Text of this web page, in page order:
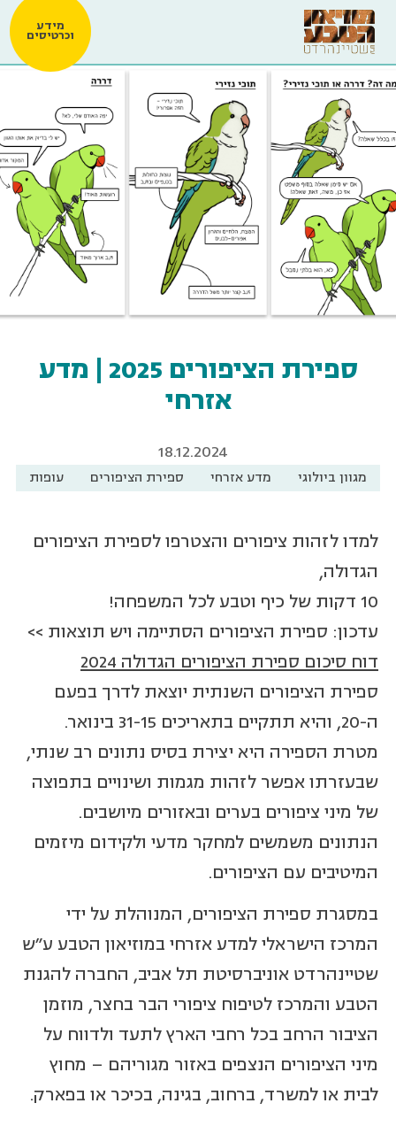
מידע
וכרטיסים
ספירת הציפורים 2025 | מדע
אזרחי
18.12.2024
מגוון ביולוגי מדע אזרחי ספירת הציפורים עופות
למדו לזהות ציפורים והצטרפו לספירת הציפורים
הגדולה,
10 דקות של כיף וטבע לכל המשפחה!
עדכון: ספירת הציפורים הסתיימה ויש תוצאות >>
דוח סיכום ספירת הציפורים הגדולה 2024
ספירת הציפורים השנתית יוצאת לדרך בפעם
ה-20, והיא תתקיים בתאריכים 31-15 בינואר.
מטרת הספירה היא יצירת בסיס נתונים רב שנתי,
שבעזרתו אפשר לזהות מגמות ושינויים בתפוצה
של מיני ציפורים בערים ובאזורים מיושבים.
הנתונים משמשים למחקר מדעי ולקידום מיזמים
המיטיבים עם הציפורים.
במסגרת ספירת הציפורים, המנוהלת על ידי
המרכז הישראלי למדע אזרחי במוזיאון הטבע ע"ש
שטיינהרדט אוניברסיטת תל אביב, החברה להגנת
הטבע והמרכז לטיפוח ציפורי הבר בחצר, מוזמן
הציבור הרחב בכל רחבי הארץ לתעד ולדווח על
מיני הציפורים הנצפים באזור מגוריהם – מחוץ
לבית או למשרד, ברחוב, בגינה, בכיכר או בפארק.